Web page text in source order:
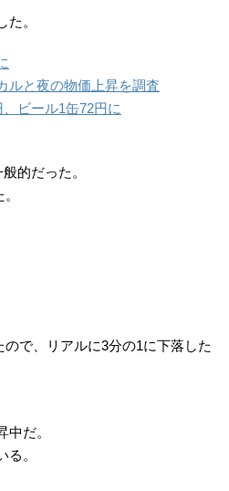
。
ルと夜の物価上昇を調査
ビール1缶72円に
的だった。
で、リアルに3分の1に下落した
だ。
。